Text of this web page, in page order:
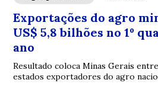
Exportações do agro
US$ 5,8 bilhões no 1º
ano
Resultado coloca Minas Gerais
estados exportadores do agro